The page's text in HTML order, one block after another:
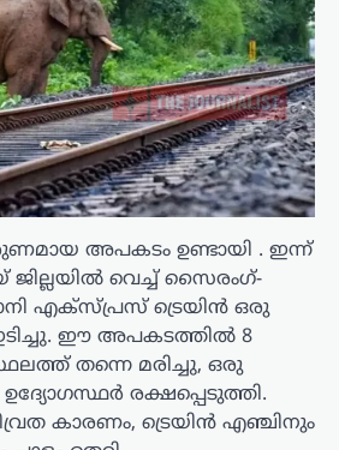
അപകടം ഉണ്ടായി . ഇന്ന്
വെച്ച് സൈരംഗ്-
എക്സ്പ്രസ് ട്രെയിൻ ഒരു
ഈ അപകടത്തിൽ 8
തന്നെ മരിച്ചു, ഒരു
രക്ഷപ്പെടുത്തി.
കാരണം, ട്രെയിൻ എഞ്ചിനും